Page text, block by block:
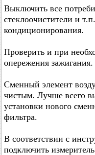
Выключить все
стеклоочистители и
кондиционирования.
Проверить и при
опережения зажигания.
Сменный элемент
чистым. Лучше всего
установки нового
фильтра.
В соответствии с
подключить